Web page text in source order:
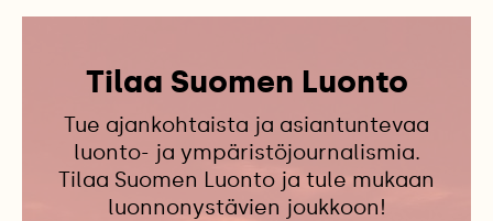
Tilaa Suomen Luonto
Tue ajankohtaista ja asiantuntevaa
luonto- ja ympäristöjournalismia.
Tilaa Suomen Luonto ja tule mukaan
luonnonystävien joukkoon!